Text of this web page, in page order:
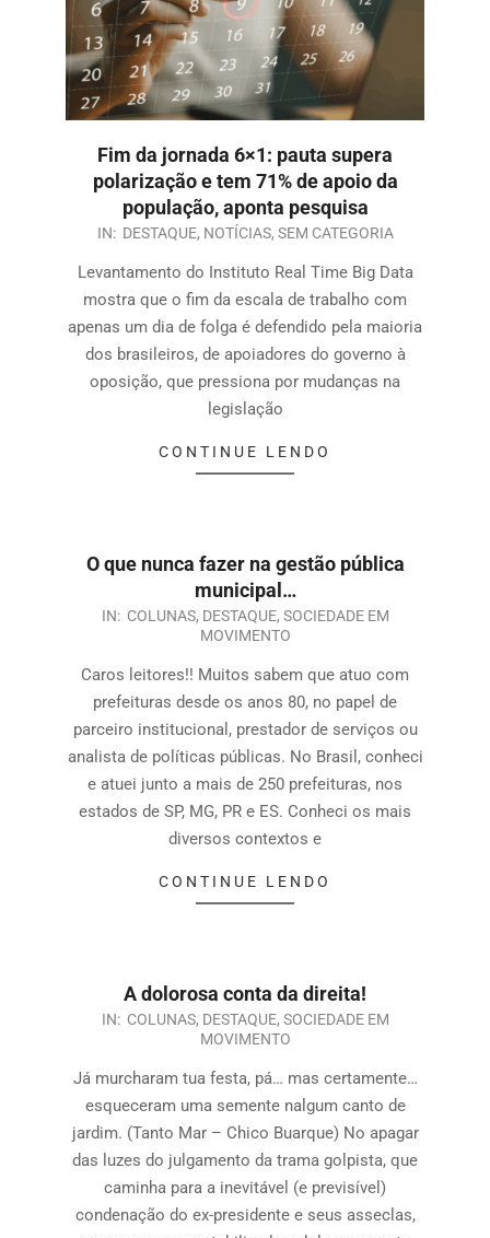
Fim da jornada 6×1: pauta supera
polarização e tem 71% de apoio da
população, aponta pesquisa
IN: DESTAQUE, NOTÍCIAS, SEM CATEGORIA
Levantamento do Instituto Real Time Big Data
mostra que o fim da escala de trabalho com
apenas um dia de folga é defendido pela maioria
dos brasileiros, de apoiadores do governo à
oposição, que pressiona por mudanças na
legislação
CONTINUE LENDO
O que nunca fazer na gestão pública
municipal…
IN: COLUNAS, DESTAQUE, SOCIEDADE EM
MOVIMENTO
Caros leitores!! Muitos sabem que atuo com
prefeituras desde os anos 80, no papel de
parceiro institucional, prestador de serviços ou
analista de políticas públicas. No Brasil, conheci
e atuei junto a mais de 250 prefeituras, nos
estados de SP, MG, PR e ES. Conheci os mais
diversos contextos e
CONTINUE LENDO
A dolorosa conta da direita!
IN: COLUNAS, DESTAQUE, SOCIEDADE EM
MOVIMENTO
Já murcharam tua festa, pá… mas certamente…
esqueceram uma semente nalgum canto de
jardim. (Tanto Mar – Chico Buarque) No apagar
das luzes do julgamento da trama golpista, que
caminha para a inevitável (e previsível)
condenação do ex-presidente e seus asseclas,